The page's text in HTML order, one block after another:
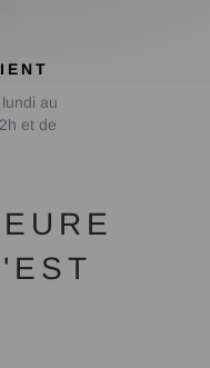
au
et de